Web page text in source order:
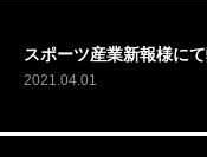
スポーツ産業新報様に
2021.04.01